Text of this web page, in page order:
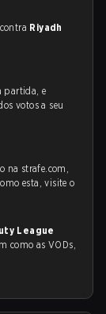
Riyadh
partida, e
votos a seu
na strafe.com,
esta, visite o
League
como as VODs,